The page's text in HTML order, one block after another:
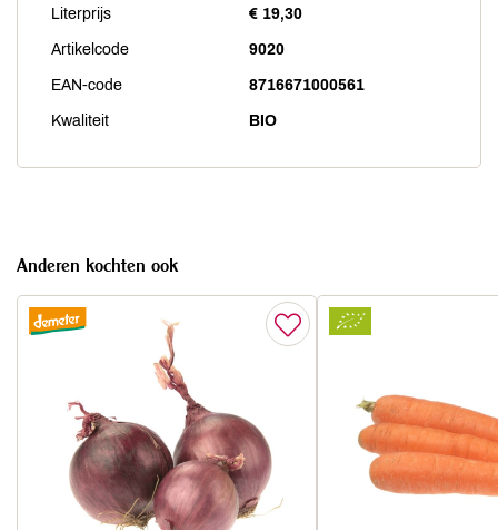
Literprijs € 19,30
Artikelcode 9020
EAN-code 8716671000561
Kwaliteit BIO
Anderen kochten ook